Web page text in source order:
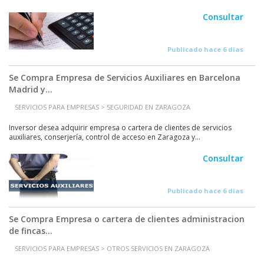
Consultar
Publicado hace 6 días
Se Compra Empresa de Servicios Auxiliares en Barcelona
Madrid y...
SERVICIOS PARA EMPRESAS > SEGURIDAD EN ZARAGOZA
Inversor desea adquirir empresa o cartera de clientes de servicios
auxiliares, conserjería, control de acceso en Zaragoza y...
Consultar
Publicado hace 6 días
Se Compra Empresa o cartera de clientes administracion
de fincas...
SERVICIOS PARA EMPRESAS > OTROS SERVICIOS EN ZARAGOZA